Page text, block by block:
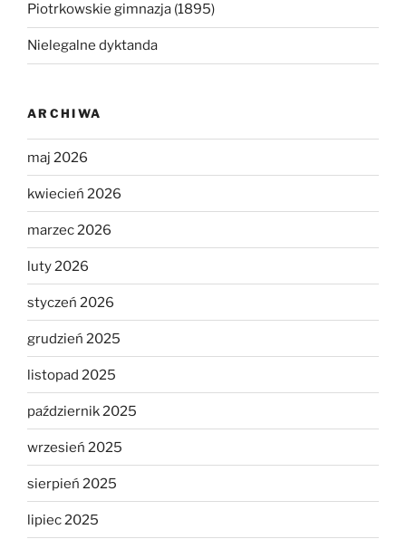
Piotrkowskie gimnazja (1895)
Nielegalne dyktanda
ARCHIWA
maj 2026
kwiecień 2026
marzec 2026
luty 2026
styczeń 2026
grudzień 2025
listopad 2025
październik 2025
wrzesień 2025
sierpień 2025
lipiec 2025